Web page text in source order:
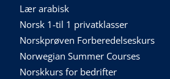
Lær arabisk
Norsk 1-til 1 privatklasser
Norskprøven Forberedelseskurs
Norwegian Summer Courses
Norskkurs for bedrifter